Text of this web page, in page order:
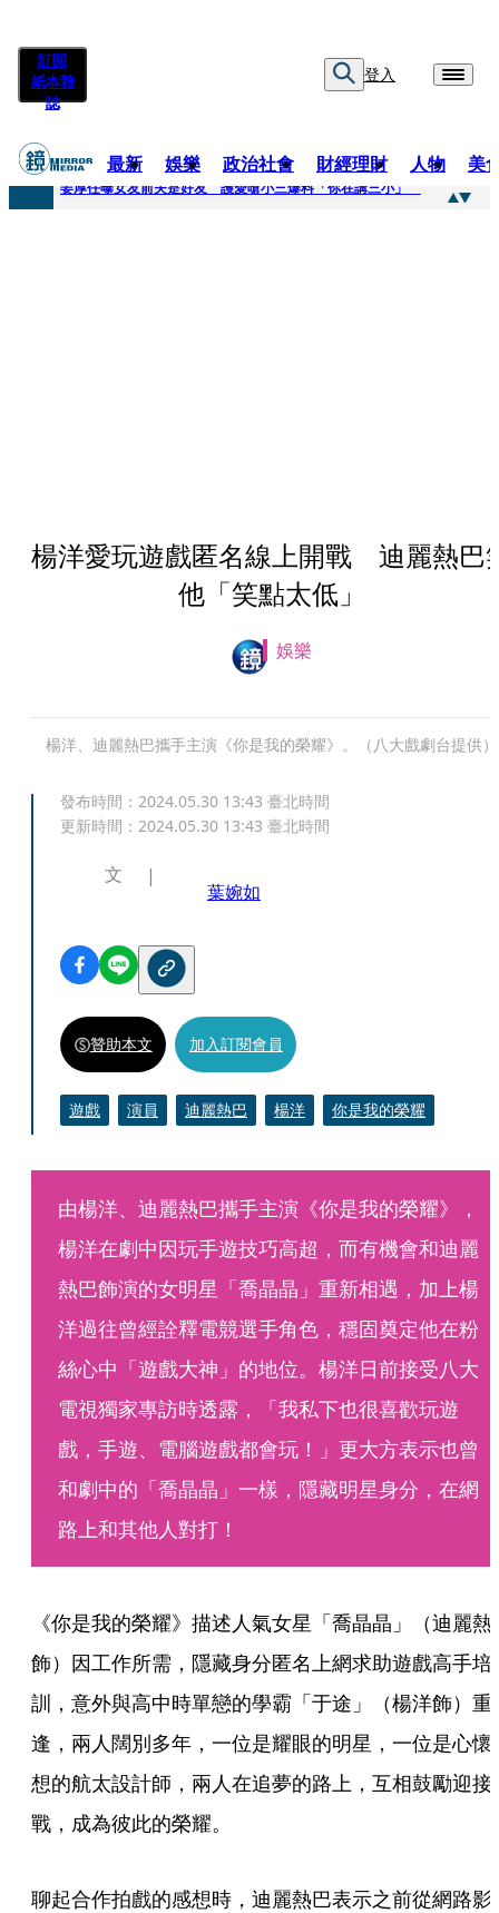
訂閱
紙本雜
誌
登入
最新 娛樂 政治社會 財經理財 人物 美
快訊
姜厚任曝女友前夫是好友 護愛嗆小三爆料「你在講三小」
楊洋愛玩遊戲匿名線上開戰 迪麗熱巴
他「笑點太低」
娛樂
楊洋、迪麗熱巴攜手主演《你是我的榮耀》。（八大戲劇台提供）
發布時間： 2024.05.30 13:43 臺北時間
更新時間： 2024.05.30 13:43 臺北時間
文
葉婉如
贊助本文 加入訂閱會員
遊戲 演員 迪麗熱巴 楊洋 你是我的榮耀
由楊洋、迪麗熱巴攜手主演《你是我的榮耀》，
楊洋在劇中因玩手遊技巧高超，而有機會和迪麗
熱巴飾演的女明星「喬晶晶」重新相遇，加上楊
洋過往曾經詮釋電競選手角色，穩固奠定他在粉
絲心中「遊戲大神」的地位。楊洋日前接受八大
電視獨家專訪時透露，「我私下也很喜歡玩遊
戲，手遊、電腦遊戲都會玩！」更大方表示也曾
和劇中的「喬晶晶」一樣，隱藏明星身分，在網
路上和其他人對打！
《你是我的榮耀》描述人氣女星「喬晶晶」（迪麗熱
飾）因工作所需，隱藏身分匿名上網求助遊戲高手培
訓，意外與高中時單戀的學霸「于途」（楊洋飾）重
逢，兩人闊別多年，一位是耀眼的明星，一位是心懷
想的航太設計師，兩人在追夢的路上，互相鼓勵迎接
戰，成為彼此的榮耀。
聊起合作拍戲的感想時，迪麗熱巴表示之前從網路影